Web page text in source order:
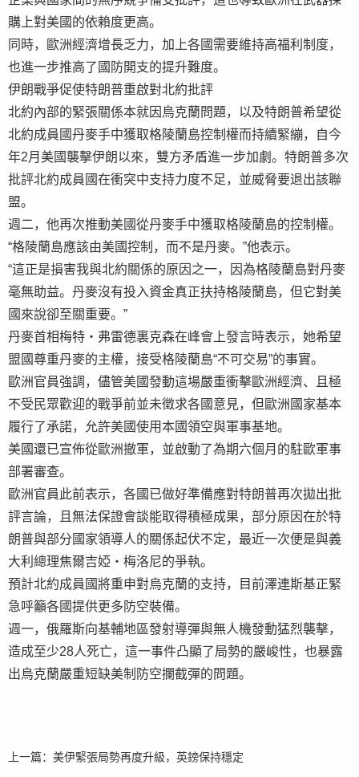
購上對美國的依賴度更高。
同時，歐洲經濟增長乏力，加上各國需要維持高福利制度，
也進一步推高了國防開支的提升難度。
伊朗戰爭促使特朗普重啟對北約批評
北約內部的緊張關係本就因烏克蘭問題，以及特朗普希望從
北約成員國丹麥手中獲取格陵蘭島控制權而持續緊繃，自今
年2月美國襲擊伊朗以來，雙方矛盾進一步加劇。特朗普多次
批評北約成員國在衝突中支持力度不足，並威脅要退出該聯
盟。
週二，他再次推動美國從丹麥手中獲取格陵蘭島的控制權。
“格陵蘭島應該由美國控制，而不是丹麥。”他表示。
“這正是損害我與北約關係的原因之一，因為格陵蘭島對丹麥
毫無助益。丹麥沒有投入資金真正扶持格陵蘭島，但它對美
國來說卻至關重要。”
丹麥首相梅特・弗雷德裏克森在峰會上發言時表示，她希望
盟國尊重丹麥的主權，接受格陵蘭島“不可交易”的事實。
歐洲官員強調，儘管美國發動這場嚴重衝擊歐洲經濟、且極
不受民眾歡迎的戰爭前並未徵求各國意見，但歐洲國家基本
履行了承諾，允許美國使用本國領空與軍事基地。
美國還已宣佈從歐洲撤軍，並啟動了為期六個月的駐歐軍事
部署審查。
歐洲官員此前表示，各國已做好準備應對特朗普再次拋出批
評言論，且無法保證會談能取得積極成果，部分原因在於特
朗普與部分國家領導人的關係起伏不定，最近一次便是與義
大利總理焦爾吉婭・梅洛尼的爭執。
預計北約成員國將重申對烏克蘭的支持，目前澤連斯基正緊
急呼籲各國提供更多防空裝備。
週一，俄羅斯向基輔地區發射導彈與無人機發動猛烈襲擊，
造成至少28人死亡，這一事件凸顯了局勢的嚴峻性，也暴露
出烏克蘭嚴重短缺美制防空攔截彈的問題。
上一篇： 美伊緊張局勢再度升級，英鎊保持穩定